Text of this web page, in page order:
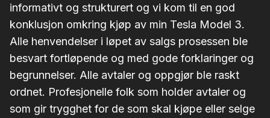
informativt og strukturert og vi kom til en god
konklusjon omkring kjøp av min Tesla Model 3.
Alle henvendelser i løpet av salgs prosessen ble
besvart fortløpende og med gode forklaringer og
begrunnelser. Alle avtaler og oppgjør ble raskt
ordnet. Profesjonelle folk som holder avtaler og
som gir trygghet for de som skal kjøpe eller selge